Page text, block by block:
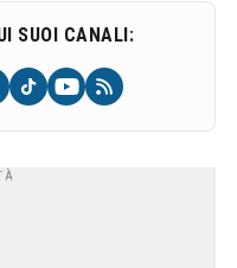
SUOI CANALI: